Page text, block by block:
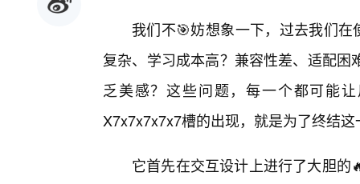
我们不🎯妨想象一下，过去我们在
复杂、学习成本高？兼容性差、适配
乏美感？这些问题，每一个都可能
X7x7x7x7x7槽的出现，就是为了终结这
它首先在交互设计上进行了大胆